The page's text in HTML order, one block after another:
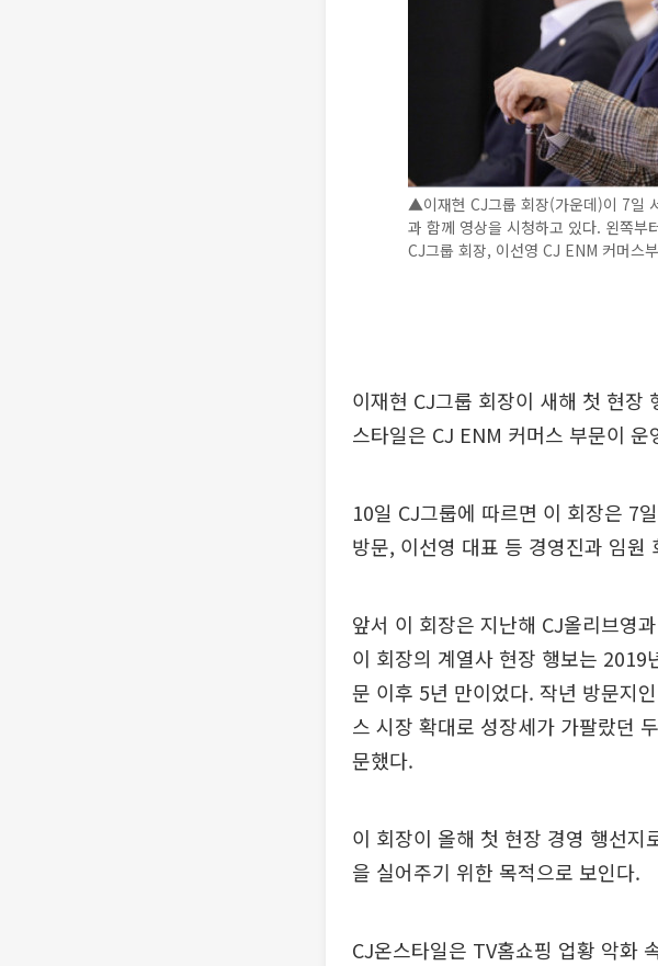
▲이재현 CJ그룹 회장(가운데)이 7일
과 함께 영상을 시청하고 있다. 왼쪽부
CJ그룹 회장, 이선영 CJ ENM 커머스
이재현 CJ그룹 회장이 새해 첫 현장
스타일은 CJ ENM 커머스 부문이
10일 CJ그룹에 따르면 이 회장은 7
방문, 이선영 대표 등 경영진과 임
앞서 이 회장은 지난해 CJ올리브영
이 회장의 계열사 현장 행보는 2019
문 이후 5년 만이었다. 작년 방문지
스 시장 확대로 성장세가 가팔랐던
문했다.
이 회장이 올해 첫 현장 경영 행선지
을 실어주기 위한 목적으로 보인다.
CJ온스타일은 TV홈쇼핑 업황 악화